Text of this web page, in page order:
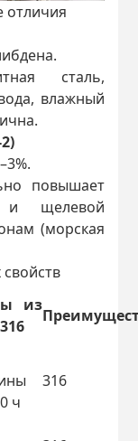
отличия
сталь,
влажный
повышает
и щелевой
(морская
из
ч
316